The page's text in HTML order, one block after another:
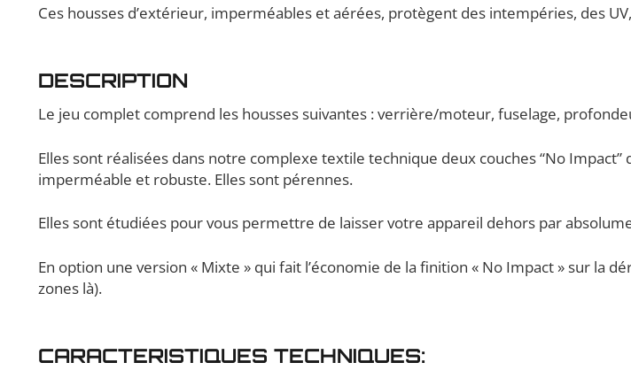
Ces housses d’extérieur, imperméables et aérées, protègent des intempéries, des
DESCRIPTION
Le jeu complet comprend les housses suivantes : verrière/moteur, fuselage,
Elles sont réalisées dans notre complexe textile technique deux couches “No
imperméable et robuste. Elles sont pérennes.
Elles sont étudiées pour vous permettre de laisser votre appareil dehors par
En option une version « Mixte » qui fait l’économie de la finition « No Impact » sur la
zones là).
CARACTERISTIQUES TECHNIQUES: